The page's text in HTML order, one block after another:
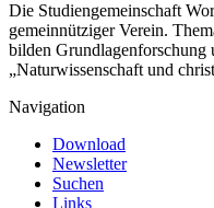
Die Studiengemeinschaft
gemeinnütziger Verein.
bilden Grundlagenforschung
„Naturwissenschaft und
Navigation
Download
Newsletter
Suchen
Links